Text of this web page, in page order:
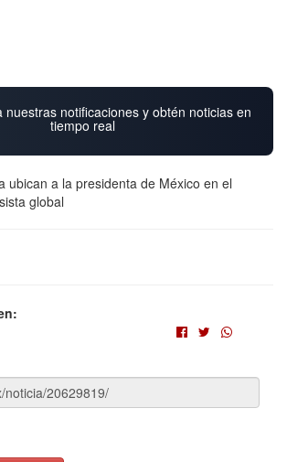
nuestras notificaciones y obtén noticias en
tiempo real
ubican a la presidenta de México en el
global